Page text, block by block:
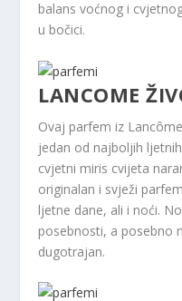
balans voćnog i
u bočici.
LANCOME
Ovaj parfem iz
jedan od najboljih
cvjetni miris cvijeta
originalan i svježi
ljetne dane, ali i noći.
posebnosti, a posebno
dugotrajan.